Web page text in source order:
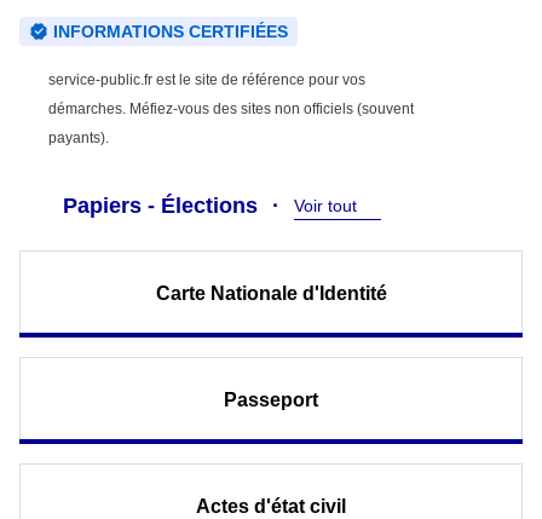
INFORMATIONS CERTIFIÉES
service-public.fr est le site de référence pour vos
démarches. Méfiez-vous des sites non officiels (souvent
payants).
Papiers - Élections Voir tout
Carte Nationale d'Identité
Passeport
Actes d'état civil